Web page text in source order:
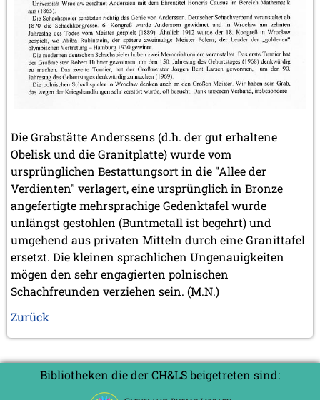
Die Grabstätte Anderssens (d.h. der gut erhaltene
Obelisk und die Granitplatte) wurde vom
ursprünglichen Bestattungsort in die "Allee der
Verdienten" verlagert, eine ursprünglich in Bronze
angefertigte mehrsprachige Gedenktafel wurde
unlängst gestohlen (Buntmetall ist begehrt) und
umgehend aus privaten Mitteln durch eine Granittafel
ersetzt. Die kleinen sprachlichen Ungenauigkeiten
mögen den sehr engagierten polnischen
Schachfreunden verziehen sein. (M.N.)
Zurück
Bibliotheken die der CH&LS beigetreten sind: